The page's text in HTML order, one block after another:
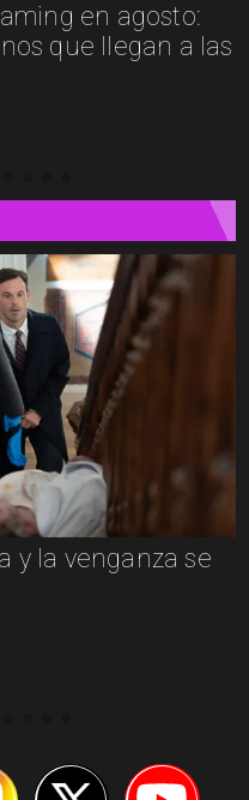
en agosto:
que llegan a las
y la venganza se